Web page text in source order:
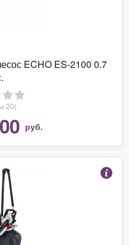
ECHO ES-2100 0.7
20)
руб.